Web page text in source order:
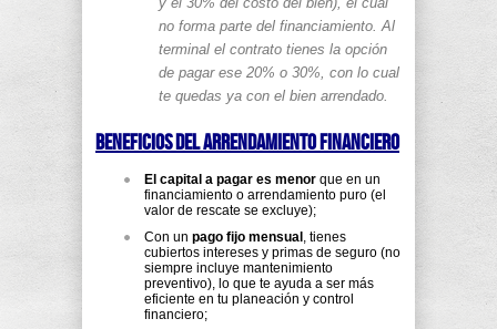
no forma parte del financiamiento. Al
terminal el contrato tienes la opción
de pagar ese 20% o 30%, con lo cual
te quedas ya con el bien arrendado.
Beneficios del arrendamiento financiero
El capital a pagar es menor que en un
financiamiento o arrendamiento puro (el
valor de rescate se excluye);
Con un pago fijo mensual , tienes
cubiertos intereses y primas de seguro (no
siempre incluye mantenimiento
preventivo), lo que te ayuda a ser más
eficiente en tu planeación y control
financiero;